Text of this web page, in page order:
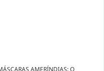
AMERÍNDIAS: O